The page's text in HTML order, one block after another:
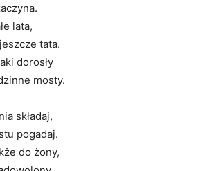
lata,
tata.
dorosły
mosty.
składaj,
pogadaj.
do żony,